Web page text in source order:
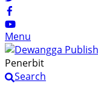
Menu
Penerbit
Search